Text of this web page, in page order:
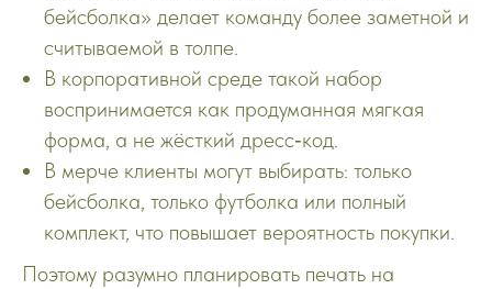
бейсболка» делает команду более заметной и
считываемой в толпе.
В корпоративной среде такой набор
воспринимается как продуманная мягкая
форма, а не жёсткий дресс‑код.
В мерче клиенты могут выбирать: только
бейсболка, только футболка или полный
комплект, что повышает вероятность покупки.
Поэтому разумно планировать печать на